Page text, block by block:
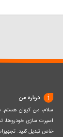
درباره من
سلام، من کیوان
اسپرت سازی خودروها،
خاص تبدیل کنید.